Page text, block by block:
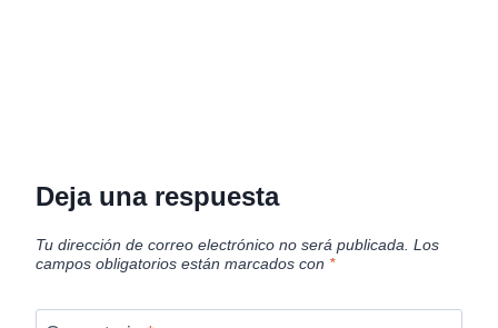
Deja una respuesta
Tu dirección de correo electrónico no será publicada. Los
campos obligatorios están marcados con *